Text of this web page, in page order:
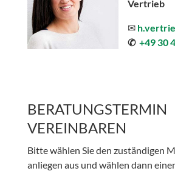
Vertrieb
✉
✆ +49 30
BERATUNGSTERMIN
VEREINBAREN
Bitte wählen Sie den zuständigen
anliegen aus und wählen dann